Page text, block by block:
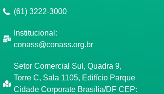
(61) 3222-3000
Institucional:
conass@conass.org.br
Setor Comercial Sul, Quadra 9,
Torre C, Sala 1105, Edifício Parque
Cidade Corporate Brasília/DF CEP: